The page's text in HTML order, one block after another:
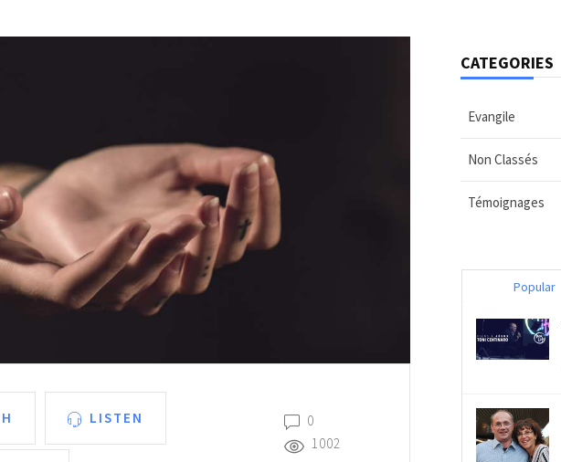
LISTEN
0
1002
CATEGORIES
Evangile
Non Classés
Témoignages
Popular